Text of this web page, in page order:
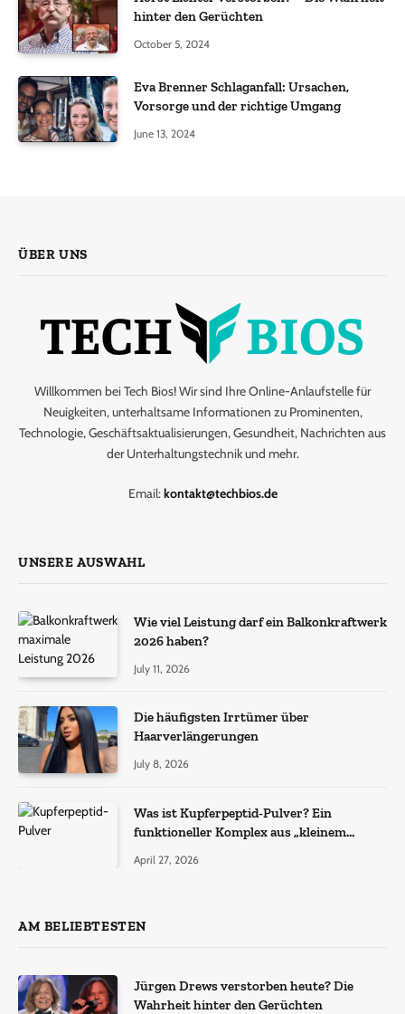
hinter den Gerüchten
October 5, 2024
Eva Brenner Schlaganfall: Ursachen,
Vorsorge und der richtige Umgang
June 13, 2024
ÜBER UNS
Willkommen bei Tech Bios! Wir sind Ihre Online-Anlaufstelle für
Neuigkeiten, unterhaltsame Informationen zu Prominenten,
Technologie, Geschäftsaktualisierungen, Gesundheit, Nachrichten aus
der Unterhaltungstechnik und mehr.
Email:kontakt@techbios.de
UNSERE AUSWAHL
Wie viel Leistung darf ein Balkonkraftwerk
2026 haben?
July 11, 2026
Die häufigsten Irrtümer über
Haarverlängerungen
July 8, 2026
Was ist Kupferpeptid-Pulver? Ein
funktioneller Komplex aus „kleinem
April 27, 2026
AM BELIEBTESTEN
Jürgen Drews verstorben heute? Die
Wahrheit hinter den Gerüchten